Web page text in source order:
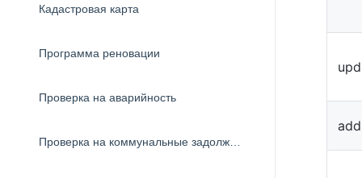
Кадастровая карта
Программа реновации
Проверка на аварийность